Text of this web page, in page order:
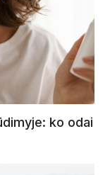
ko odai